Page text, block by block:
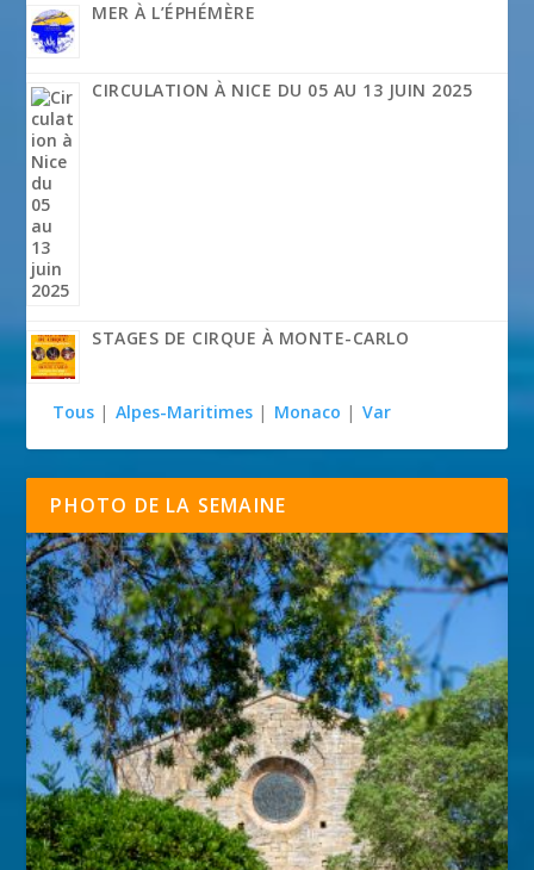
MER À L’ÉPHÉMÈRE
CIRCULATION À NICE DU 05 AU 13 JUIN 2025
STAGES DE CIRQUE À MONTE-CARLO
Tous | Alpes-Maritimes | Monaco | Var
PHOTO DE LA SEMAINE